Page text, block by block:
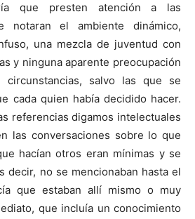
que presten atención a las
notaran el ambiente dinámico,
una mezcla de juventud con
y ninguna aparente preocupación
salvo las que se
cada quien había decidido hacer.
referencias digamos intelectuales
las conversaciones sobre lo que
hacían otros eran mínimas y se
decir, no se mencionaban hasta el
que estaban allí mismo o muy
que incluía un conocimiento